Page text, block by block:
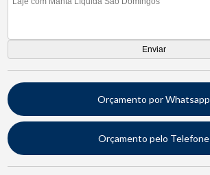
Orçamento por Whatsapp
Orçamento pelo Telefone